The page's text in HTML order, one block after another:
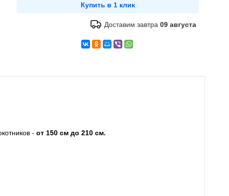
Доставим завтра09 августа
- от 150 см до 210 см.